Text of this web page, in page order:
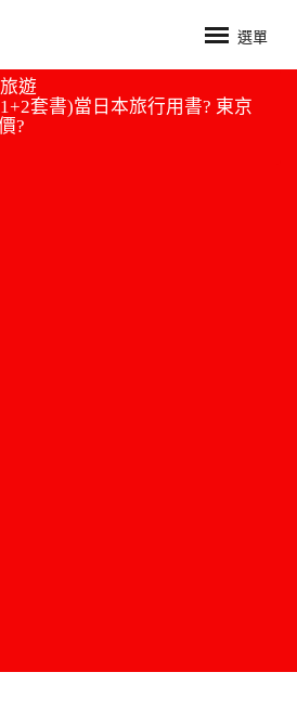
選單
旅遊
套書)當日本旅行用書? 東京
?